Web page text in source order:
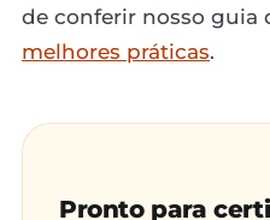
de conferir nosso guia
melhores práticas.
Pronto para